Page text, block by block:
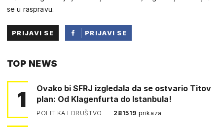
se u raspravu.
PRIJAVI SE
PRIJAVI SE
TOP NEWS
1
Ovako bi SFRJ izgledala da se ostvario Titov
plan: Od Klagenfurta do Istanbula!
POLITIKA I DRUŠTVO 281519 prikaza